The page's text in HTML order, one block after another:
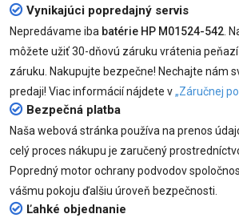
Vynikajúci popredajný servis
Nepredávame iba batérie HP M01524-542 .
môžete užiť 30-dňovú záruku vrátenia
záruku. Nakupujte bezpečne! Nechajte nám
predaji! Viac informácií nájdete v„Záručnej
Bezpečná platba
Naša webová stránka používa na prenos
celý proces nákupu je zaručený
Popredný motor ochrany podvodov
vášmu pokoju ďalšiu úroveň bezpečnosti.
Ľahké objednanie